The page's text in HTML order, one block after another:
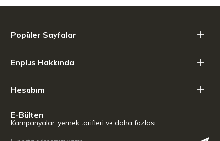
zamanda, malzemelerin artık her zamanki gibi elle dikkatlice
katlama hızı özellikle hassas malzemeler ve havadar hamurlar için
uygundur.
daha az sıçrama sağlayan yumuşak başlatma işlevi de vardır.
Popüler Sayfalar
Enplus Hakkında
Hesabım
E-Bülten
Kampanyalar, yemek tarifleri ve daha fazlası…